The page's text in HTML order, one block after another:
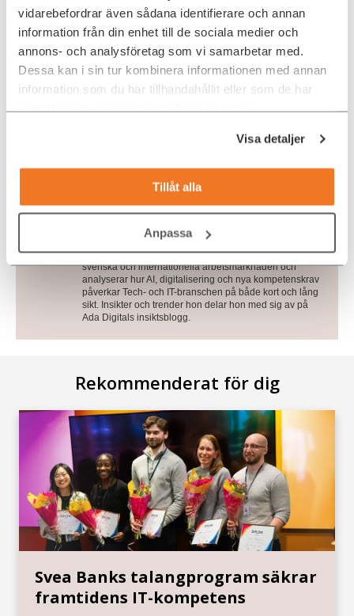
vidarebefordrar även sådana identifierare och annan
information från din enhet till de sociala medier och
annons- och analysföretag som vi samarbetar med.
Dessa kan i sin tur kombinera informationen med annan
information som du har tillhandahållit eller som de har
samlat in när du har använt deras tjänster.
Visa detaljer
Tillåt alla
Anpassa
Är du i behov att att rekrytera nya medarbetare eller chefer
inom Tech, IT och digital utveckling? Tveka inte att höra av
dig till oss på Ada Digital.
KONTAKTA OSS REDAN IDAG!
Charlotte Ulvros
Charlotte är marknadschef på Ada Digital och ansvarar
för marknadsföring, varumärke och digitala utveckling.
Med bakgrund inom media och e-handel leder hon ett
specialistteam inom digital marknadsföring, webb,
content och analys. Hon följer utvecklingen på den
svenska och internationella arbetsmarknaden och
analyserar hur AI, digitalisering och nya kompetenskrav
påverkar Tech- och IT-branschen på både kort och lång
sikt. Insikter och trender hon delar hon med sig av på
Ada Digitals insiktsblogg.
Rekommenderat för dig
Svea Banks talangprogram säkrar
framtidens IT-kompetens